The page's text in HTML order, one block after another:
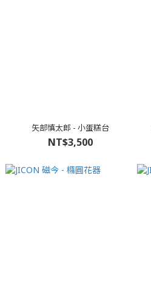
矢部慎太郎 - 小蛋糕台
NT$3,500